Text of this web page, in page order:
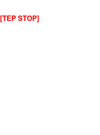
[TEP STOP]